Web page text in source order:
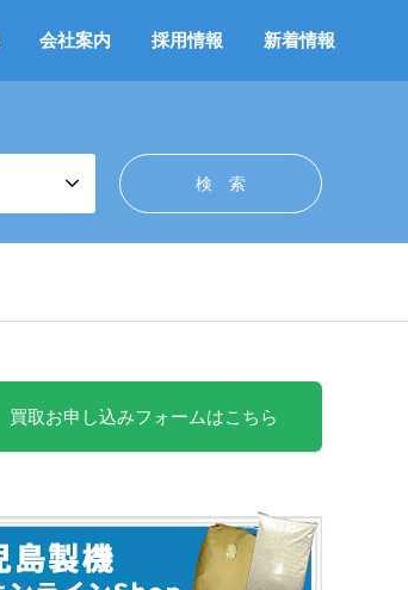
会社案内 採用情報 新着情報
買取お申し込みフォームはこちら